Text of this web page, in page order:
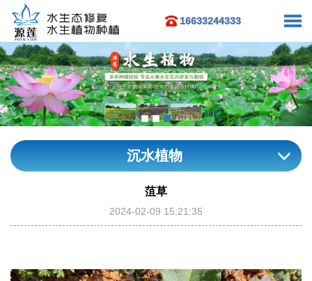
16633244333
沉水植物
菹草
2024-02-09 15:21:35